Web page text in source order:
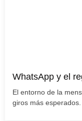
WhatsApp y el
El entorno de la
giros más